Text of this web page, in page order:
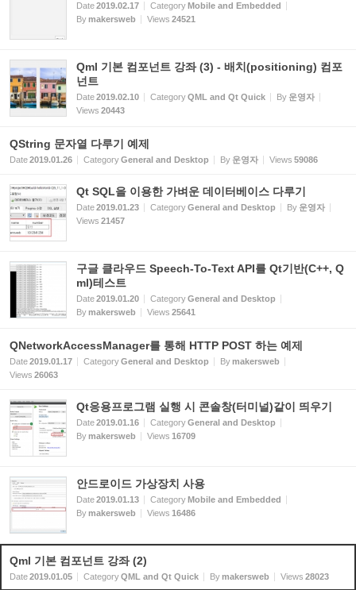
Date2019.02.17 Category Mobile and Embedded
Bymakersweb Views 24521
Qml 기본 컴포넌트 강좌 (3) - 배치(positioning) 컴포
넌트
Date2019.02.10 CategoryQML and Qt Quick By 운영자
Views 20443
QString 문자열 다루기 예제
Date2019.01.26 CategoryGeneral and Desktop By 운영자 Views 59086
Qt SQL을 이용한 가벼운 데이터베이스 다루기
Date2019.01.23 CategoryGeneral and Desktop By 운영자
Views 21457
구글 클라우드 Speech-To-Text API를 Qt기반(C++, Q
ml)테스트
Date2019.01.20 CategoryGeneral and Desktop
Bymakersweb Views 25641
QNetworkAccessManager를 통해 HTTP POST 하는 예제
Date2019.01.17 CategoryGeneral and Desktop Bymakersweb
Views 26063
Qt응용프로그램 실행 시 콘솔창(터미널)같이 띄우기
Date2019.01.16 CategoryGeneral and Desktop
Bymakersweb Views 16709
안드로이드 가상장치 사용
Date2019.01.13 Category Mobile and Embedded
Bymakersweb Views 16486
Qml 기본 컴포넌트 강좌 (2)
Date2019.01.05 CategoryQML and Qt Quick Bymakersweb Views 28023